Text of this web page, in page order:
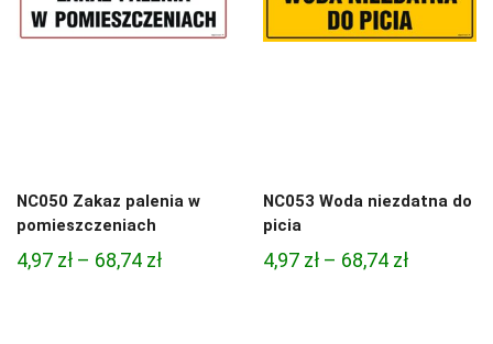
NC050 Zakaz palenia w
pomieszczeniach
4,97 zł – 68,74 złZakres
NC053 Woda niezdatna do
picia
4,97 zł – 68,74 złZakres